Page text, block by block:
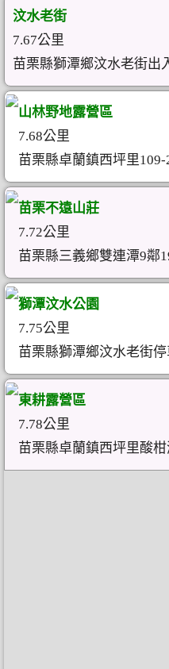
汶水老街
7.67公里
苗栗縣獅潭鄉汶水老街出
山林野地露營區
7.68公里
苗栗縣卓蘭鎮西坪里109-
苗栗不遠山莊
7.72公里
苗栗縣三義鄉雙連潭9鄰
獅潭汶水公園
7.75公里
苗栗縣獅潭鄉汶水老街
東耕露營區
7.78公里
苗栗縣卓蘭鎮西坪里酸